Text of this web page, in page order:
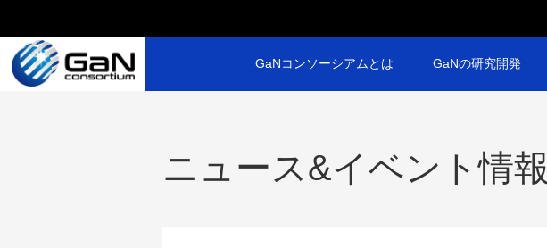
GaNコンソーシアムとは GaNの研究開発
ニュース&イベント情報